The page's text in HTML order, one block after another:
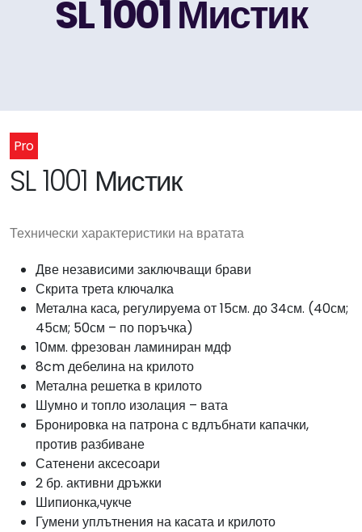
SL 1001 Мистик
Pro
SL 1001 Мистик
Технически характеристики на вратата
Две независими заключващи брави
Скрита трета ключалка
Метална каса, регулируема от 15см. до 34см. (40см;
45см; 50см – по поръчка)
10мм. фрезован ламиниран мдф
8cm дебелина на крилото
Метална решетка в крилото
Шумно и топло изолация – вата
Бронировка на патрона с вдлъбнати капачки,
против разбиване
Сатенени аксесоари
2 бр. активни дръжки
Шипионка,чукче
Гумени уплътнения на касата и крилото